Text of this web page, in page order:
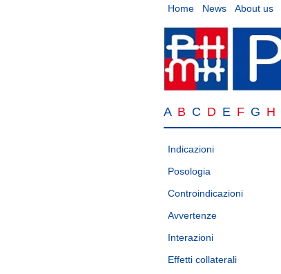
Home News About us
A B C D E F G H
Indicazioni
Posologia
Controindicazioni
Avvertenze
Interazioni
Effetti collaterali